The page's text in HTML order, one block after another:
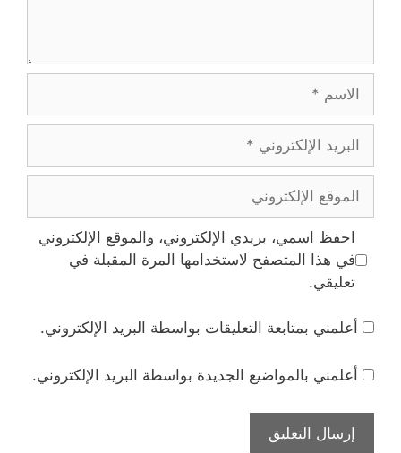
الاسم
البريد
الإلكتروني
الموقع
الإلكتروني
احفظ اسمي، بريدي الإلكتروني، والموقع الإلكتروني
في هذا المتصفح لاستخدامها المرة المقبلة في
تعليقي.
أعلمني بمتابعة التعليقات بواسطة البريد الإلكتروني.
أعلمني بالمواضيع الجديدة بواسطة البريد الإلكتروني.